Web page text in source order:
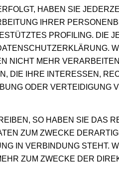
HABEN SIE
IHRER
PROFILING. DIE
NICHT MEHR
DIE IHRE INTERESSEN,
ODER VERTEIDIGUNG
SO HABEN SIE DAS
ZUM ZWECKE
IN VERBINDUNG STEHT.
ZUM ZWECKE DER